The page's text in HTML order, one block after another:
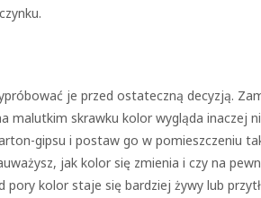
je przed ostateczną decyzją.
malutkim skrawku kolor wygląda inaczej
gipsu i postaw go w pomieszczeniu
jak kolor się zmienia i czy na
pory kolor staje się bardziej żywy lub